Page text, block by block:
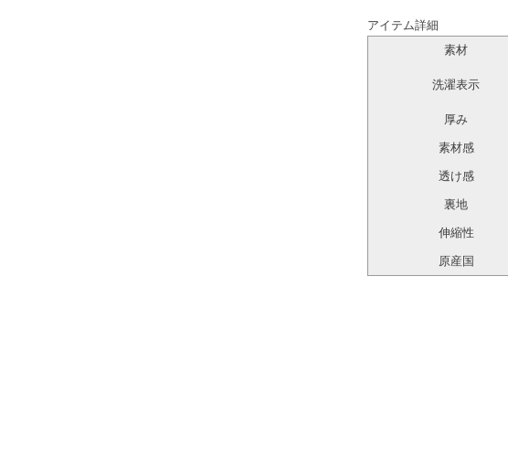
アイテム詳細
素材
洗濯表示
厚み
素材感
透け感
裏地
伸縮性
原産国